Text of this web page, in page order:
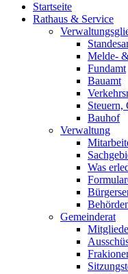
Startseite
Rathaus & Service
Melde-
Fundamt
Bauamt
Steuern,
Bauhof
Verwaltung
Was
Gemeinderat